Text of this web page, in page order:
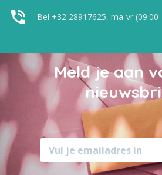
Bel +32 28917625, ma-vr
Meld je aan